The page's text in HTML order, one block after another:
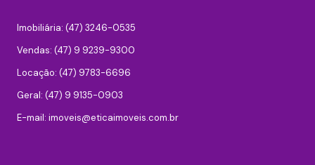
Imobiliária: (47) 3246-0535
Vendas: (47) 9 9239-9300
Locação: (47) 9783-6696
Geral: (47) 9 9135-0903
E-mail: imoveis@eticaimoveis.com.br